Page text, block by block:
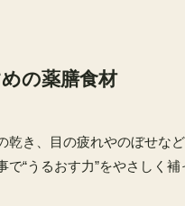
の薬膳食材
乾き、目の疲れやのぼせな
で“うるおす力”をやさしく